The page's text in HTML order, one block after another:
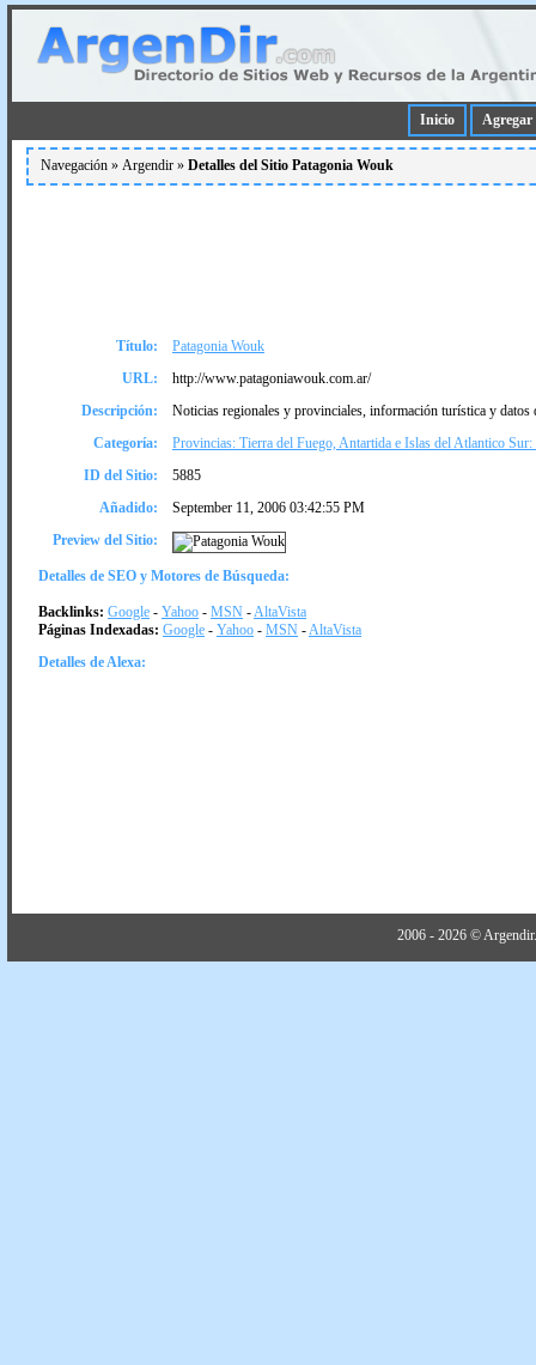
Inicio Agregar
Navegación » Argendir » Detalles del Sitio Patagonia Wouk
Título:
Patagonia Wouk
URL:
http://www.patagoniawouk.com.ar/
Descripción:
Noticias regionales y provinciales, información turí­stica y datos
Categoría:
Provincias: Tierra del Fuego, Antartida e Islas del Atlantico
ID del Sitio:
5885
Añadido:
September 11, 2006 03:42:55 PM
Preview del Sitio:
Detalles de SEO y Motores de Búsqueda:
Backlinks: Google - Yahoo - MSN -AltaVista
Páginas Indexadas: Google - Yahoo - MSN -AltaVista
Detalles de Alexa:
2006 - 2026 ©